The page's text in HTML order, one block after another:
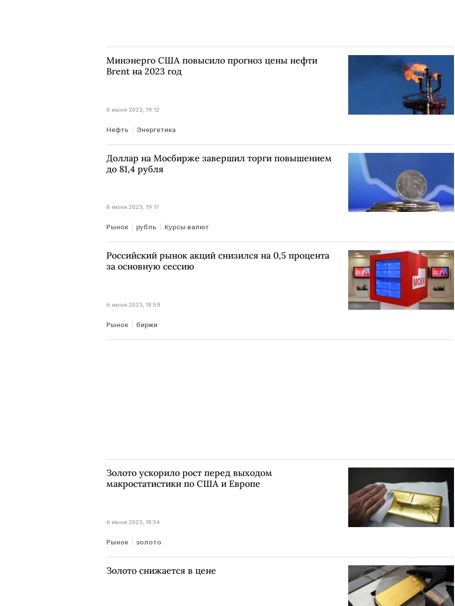
Минэнерго США повысило прогноз цены нефти
Brent на 2023 год
6 июня 2023, 19:12
Нефть Энергетика
Доллар на Мосбирже завершил торги повышением
до 81,4 рубля
6 июня 2023, 19:11
Рынок рубль Курсы валют
Российский рынок акций снизился на 0,5 процента
за основную сессию
6 июня 2023, 18:59
Рынок биржи
Золото ускорило рост перед выходом
макростатистики по США и Европе
6 июня 2023, 18:54
Рынок золото
Золото снижается в цене